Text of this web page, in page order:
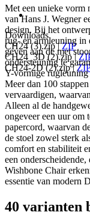
Downloads
CH24 (3).zip|ZIP
CH24_3D (2).zip|
CH24-2D (2).zip|
Met een unieke vorm
van Hans J. Wegner
design. Bij het
rug- en armleuning in
geven aan de met
ondersteuning te
Y-vormige rugleuning
Meer dan 100
vervaardigen,
Alleen al de
ongeveer een uur om
papercord, waarvan
de stoel zowel sterk
comfort en stabiliteit
een
Wishbone Chair
essentie van modern
40 varianten